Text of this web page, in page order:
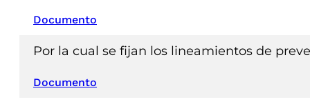
Documento
Por la cual se fijan los lineamientos de
Documento